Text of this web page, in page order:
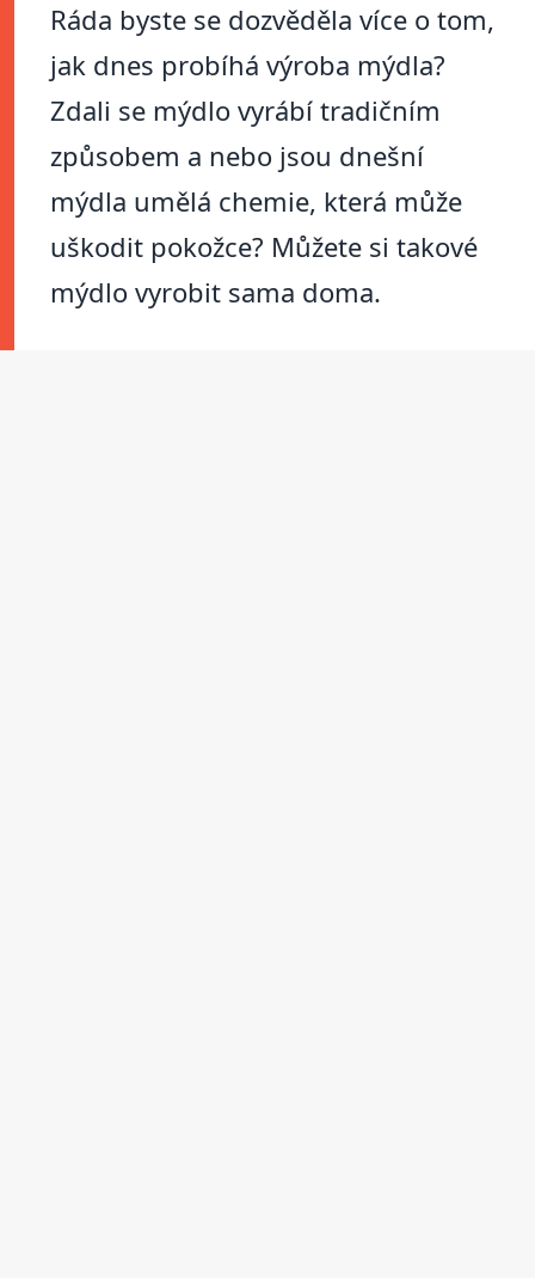
Ráda byste se dozvěděla více o tom,
jak dnes probíhá výroba mýdla?
Zdali se mýdlo vyrábí tradičním
způsobem a nebo jsou dnešní
mýdla umělá chemie, která může
uškodit pokožce? Můžete si takové
mýdlo vyrobit sama doma.